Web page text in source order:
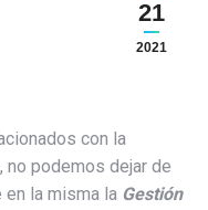
21
2021
con la
podemos dejar de
en la misma la Gestión